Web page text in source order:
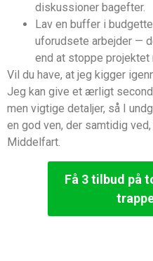
diskussioner bagefter.
Lav en buffer i
uforudsete arbejder —
end at stoppe projektet
Vil du have, at jeg kigger
Jeg kan give et ærligt
men vigtige detaljer, så I
en god ven, der samtidig
Middelfart.
Få 3 tilbud på